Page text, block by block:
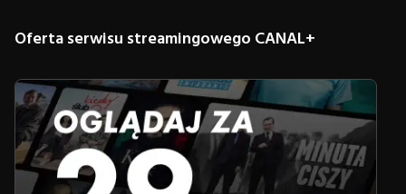
Oferta serwisu streamingowego CANAL+